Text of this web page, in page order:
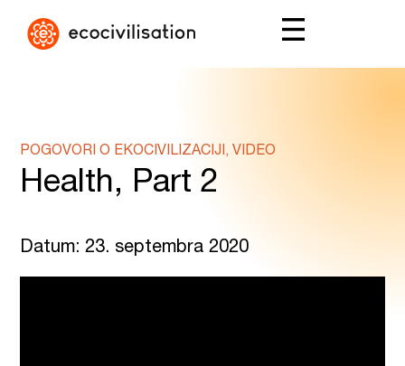
POGOVORI O EKOCIVILIZACIJI, VIDEO
Health, Part 2
Datum: 23. septembra 2020